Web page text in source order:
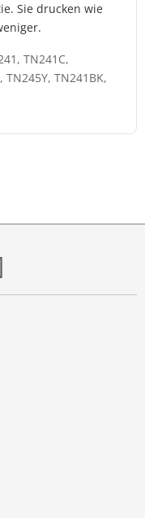
Sie drucken wie
TN241C,
TN241BK,